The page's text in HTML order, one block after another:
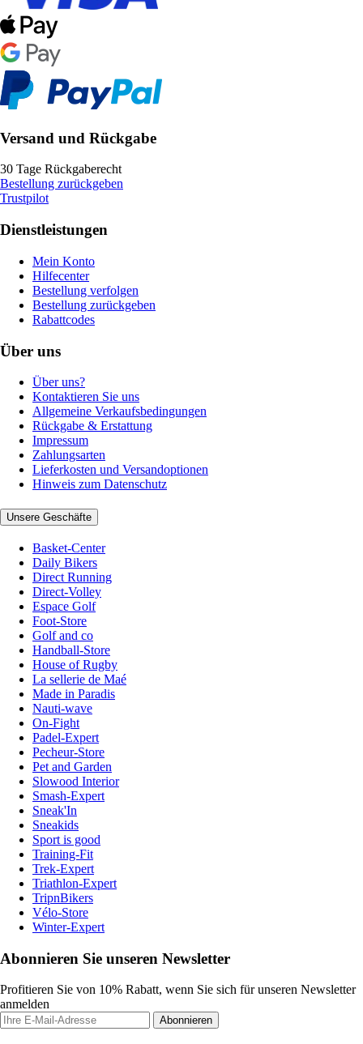
Versand und Rückgabe
30 Tage Rückgaberecht
Bestellung zurückgeben
Trustpilot
Dienstleistungen
Mein Konto
Hilfecenter
Bestellung verfolgen
Bestellung zurückgeben
Rabattcodes
Über uns
Über uns?
Kontaktieren Sie uns
Allgemeine Verkaufsbedingungen
Rückgabe & Erstattung
Impressum
Zahlungsarten
Lieferkosten und Versandoptionen
Hinweis zum Datenschutz
Unsere Geschäfte
Basket-Center
Daily Bikers
Direct Running
Direct-Volley
Espace Golf
Foot-Store
Golf and co
Handball-Store
House of Rugby
La sellerie de Maé
Made in Paradis
Nauti-wave
On-Fight
Padel-Expert
Pecheur-Store
Pet and Garden
Slowood Interior
Smash-Expert
Sneak'In
Sneakids
Sport is good
Training-Fit
Trek-Expert
Triathlon-Expert
TripnBikers
Vélo-Store
Winter-Expert
Abonnieren Sie unseren Newsletter
Profitieren Sie von 10% Rabatt, wenn Sie sich für unseren Newsletter
anmelden
Abonnieren